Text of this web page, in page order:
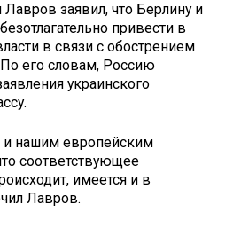
заявил, что Берлину и
привести в
в связи с обострением
его словам, Россию
украинского
нашим европейским
соответствующее
имеется и в
Лавров.